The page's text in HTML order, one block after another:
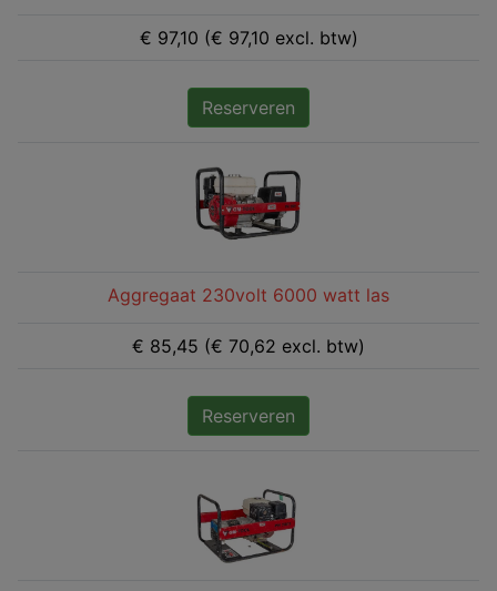
€ 97,10 (€ 97,10 excl. btw)
Reserveren
Aggregaat 230volt 6000 watt las
€ 85,45 (€ 70,62 excl. btw)
Reserveren